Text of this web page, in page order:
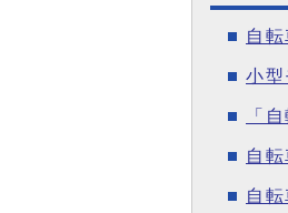
自
小型
「
自
自